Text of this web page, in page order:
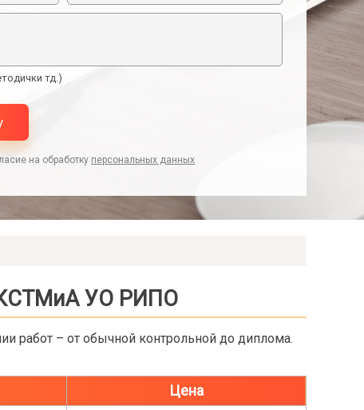
тд.)
на обработку персональных данных
КСТМиА УО РИПО
работ – от обычной контрольной до диплома.
Цена